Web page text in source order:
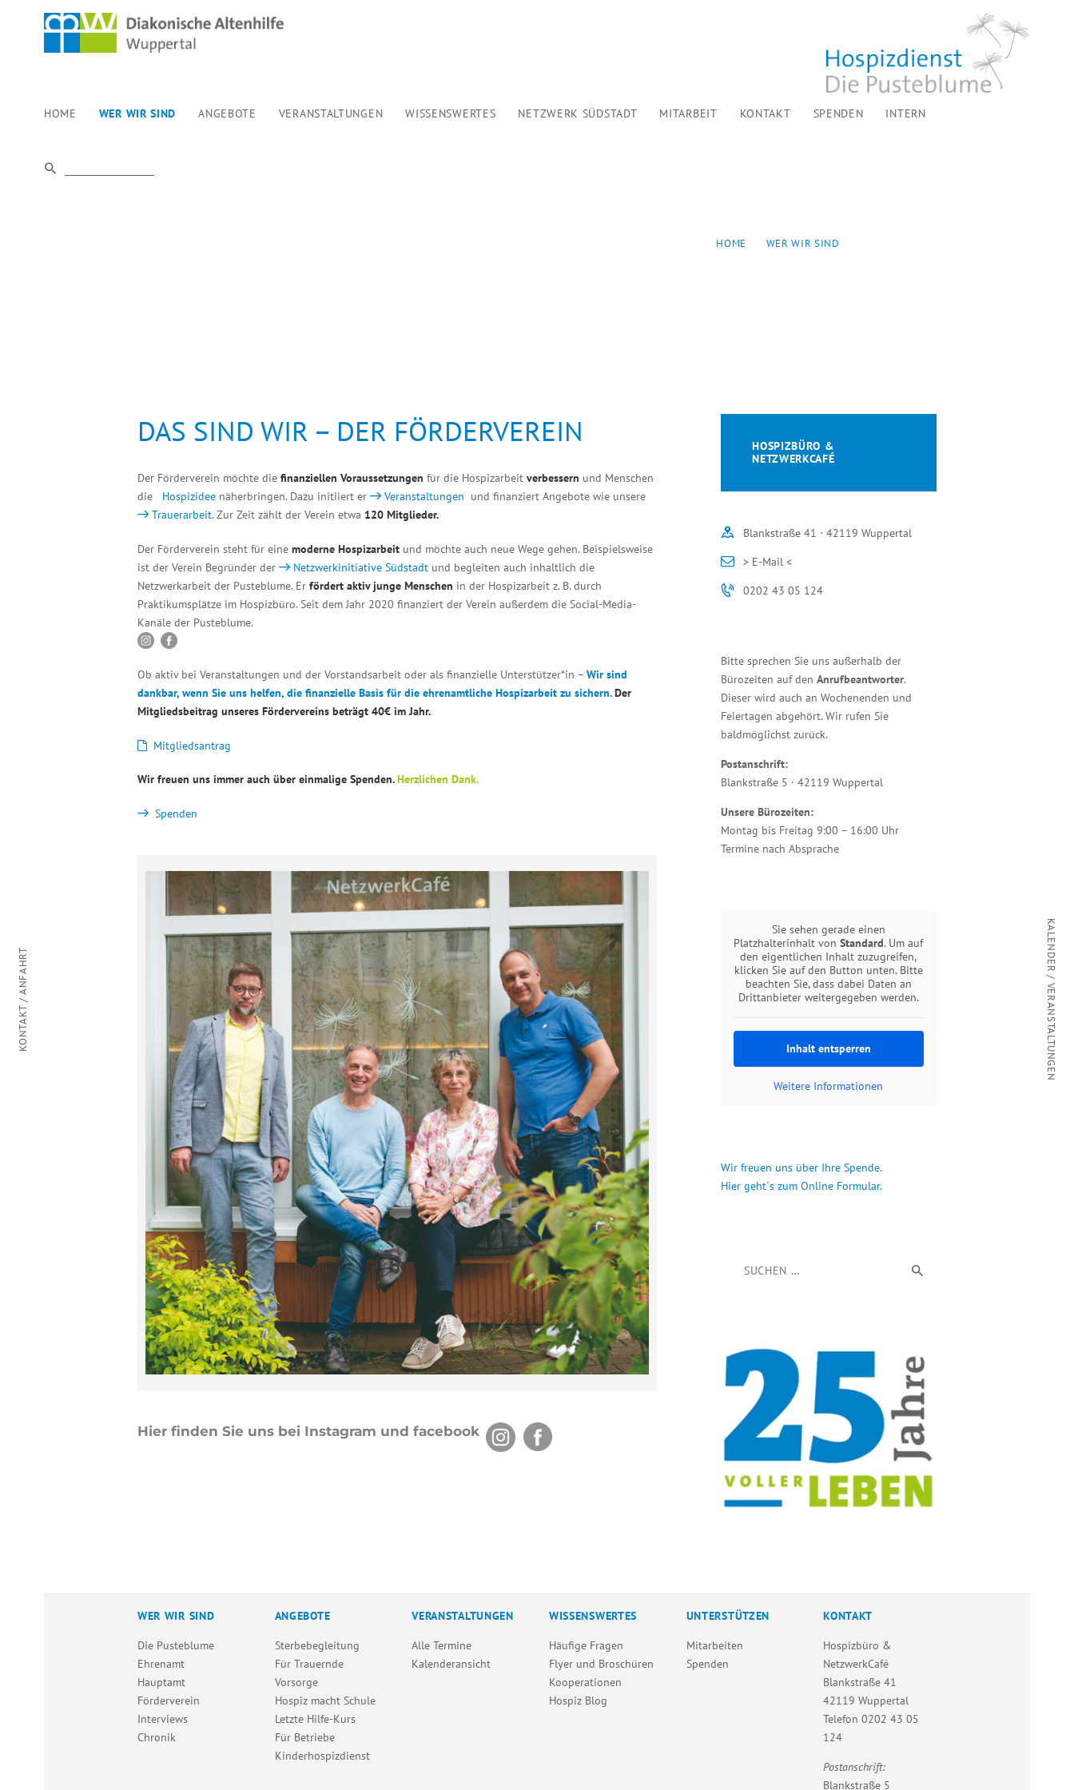
HOME WER WIR SIND ANGEBOTE VERANSTALTUNGEN WISSENSWERTES NETZWERK SÜDSTADT MITARBEIT KONTAKT SPENDEN INTERN
HOME WER WIR SIND
DAS SIND WIR – DER FÖRDERVEREIN
Der Förderverein möchte die finanziellen Voraussetzungen für die Hospizarbeit verbessern und Menschen
die
Hospizideenäherbringen. Dazu initiiert er Veranstaltungen und finanziert Angebote wie unsere
Trauerarbeit. Zur Zeit zählt der Verein etwa 120 Mitglieder.
Der Förderverein steht für eine moderne Hospizarbeitund möchte auch neue Wege gehen. Beispielsweise
ist der Verein Begründer der
Netzwerkinitiative Südstadtund begleiten auch inhaltlich die
Netzwerkarbeit der Pusteblume. Er fördert aktiv junge Menschen in der Hospizarbeit z. B. durch
Praktikumsplätze im Hospizbüro. Seit dem Jahr 2020 finanziert der Verein außerdem die Social-Media-
Kanäle der Pusteblume.
Ob aktiv bei Veranstaltungen und der Vorstandsarbeit oder als finanzielle Unterstützer*in – Wir sind
dankbar, wenn Sie uns helfen, die finanzielle Basis für die ehrenamtliche Hospizarbeit zu sichern.Der
Mitgliedsbeitrag unseres Fördervereins beträgt 40€ im Jahr.
Mitgliedsantrag
Wir freuen uns immer auch über einmalige Spenden.Herzlichen Dank.
Spenden
Hier finden Sie uns bei Instagram und facebook
HOSPIZBÜRO &
NETZWERKCAFÉ
Blankstraße 41 · 42119 Wuppertal
> E-Mail <
0202 43 05 124
Bitte sprechen Sie uns außerhalb der
Bürozeiten auf den Anrufbeantworter.
Dieser wird auch an Wochenenden und
Feiertagen abgehört. Wir rufen Sie
baldmöglichst zurück.
Postanschrift:
Blankstraße 5 · 42119 Wuppertal
Unsere Bürozeiten:
Montag bis Freitag 9:00 – 16:00 Uhr
Termine nach Absprache
Sie sehen gerade einen
Platzhalterinhalt vonStandard. Um auf
den eigentlichen Inhalt zuzugreifen,
klicken Sie auf den Button unten. Bitte
beachten Sie, dass dabei Daten an
Drittanbieter weitergegeben werden.
Inhalt entsperren
Weitere Informationen
Wir freuen uns über Ihre Spende.
Hier geht´s zum Online Formular.
WER WIR SIND
Die Pusteblume
Ehrenamt
Hauptamt
Förderverein
Interviews
Chronik
ANGEBOTE
Sterbebegleitung
Für Trauernde
Vorsorge
Hospiz macht Schule
Letzte Hilfe-Kurs
Für Betriebe
Kinderhospizdienst
VERANSTALTUNGEN
Alle Termine
Kalenderansicht
WISSENSWERTES
Häufige Fragen
Flyer und Broschüren
Kooperationen
Hospiz Blog
UNTERSTÜTZEN
Mitarbeiten
Spenden
KONTAKT
Hospizbüro &
NetzwerkCafé
Blankstraße 41
42119 Wuppertal
Telefon0202 43 05
124
Postanschrift:
Blankstraße 5
KONTAKT / ANFAHRT KALENDER / VERANSTALTUNGEN